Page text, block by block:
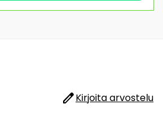
editKirjoita arvostelu